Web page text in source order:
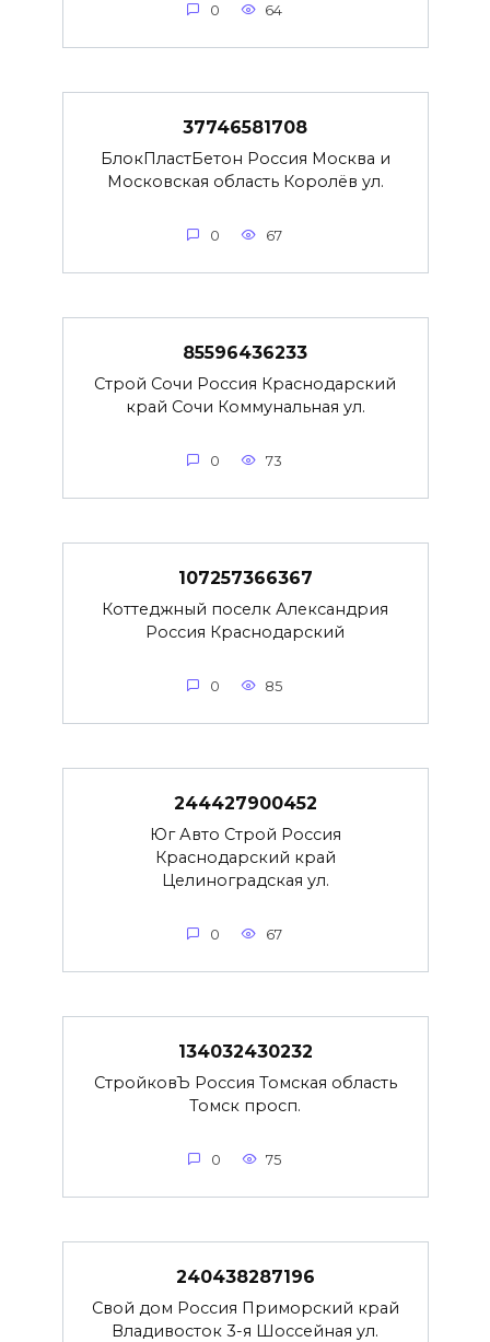
0 64
37746581708
БлокПластБетон Россия Москва и
Московская область Королёв ул.
0 67
85596436233
Строй Сочи Россия Краснодарский
край Сочи Коммунальная ул.
0 73
107257366367
Коттеджный поселк Александрия
Россия Краснодарский
0 85
244427900452
Юг Авто Строй Россия
Краснодарский край
Целиноградская ул.
0 67
134032430232
СтройковЪ Россия Томская область
Томск просп.
0 75
240438287196
Свой дом Россия Приморский край
Владивосток 3-я Шоссейная ул.